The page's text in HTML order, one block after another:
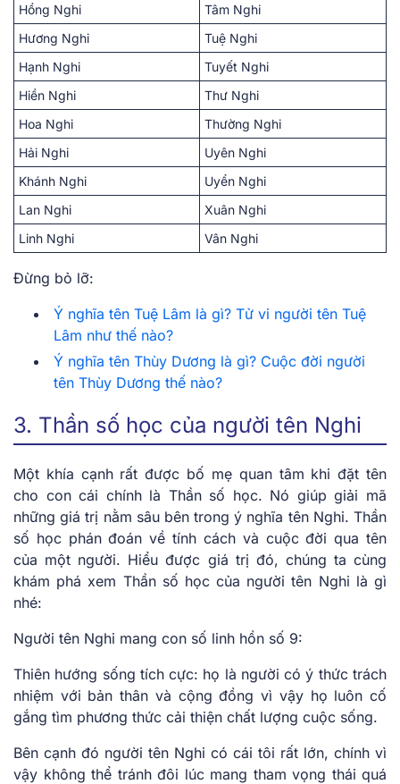
Hồng Nghi
Tâm Nghi
Hương Nghi
Tuệ Nghi
Hạnh Nghi
Tuyết Nghi
Hiền Nghi
Thư Nghi
Hoa Nghi
Thường Nghi
Hải Nghi
Uyên Nghi
Khánh Nghi
Uyển Nghi
Lan Nghi
Xuân Nghi
Linh Nghi
Vân Nghi
Đừng bỏ lỡ:
Ý nghĩa tên Tuệ Lâm là gì? Tử vi người tên Tuệ
Lâm như thế nào?
Ý nghĩa tên Thùy Dương là gì? Cuộc đời người
tên Thùy Dương thế nào?
3. Thần số học của người tên Nghi
Một khía cạnh rất được bố mẹ quan tâm khi đặt tên
cho con cái chính là Thần số học. Nó giúp giải mã
những giá trị nằm sâu bên trong ý nghĩa tên Nghi. Thần
số học phán đoán về tính cách và cuộc đời qua tên
của một người. Hiểu được giá trị đó, chúng ta cùng
khám phá xem Thần số học của người tên Nghi là gì
nhé:
Người tên Nghi mang con số linh hồn số 9:
Thiên hướng sống tích cực: họ là người có ý thức trách
nhiệm với bản thân và cộng đồng vì vậy họ luôn cố
gắng tìm phương thức cải thiện chất lượng cuộc sống.
Bên cạnh đó người tên Nghi có cái tôi rất lớn, chính vì
vậy không thể tránh đôi lúc mang tham vọng thái quá